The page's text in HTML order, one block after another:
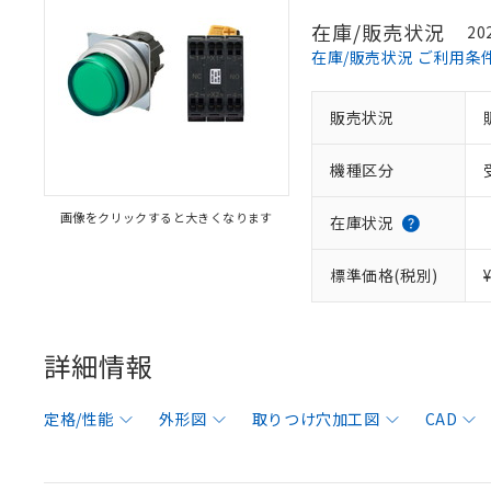
画像をクリックすると大きくなります
在庫/販売状況
在庫/販売状況 ご利用条
販売状況
機種区分
在庫状況
標準価格(税別)
詳細情報
定格/性能 外形図 取りつけ穴加工図 CAD